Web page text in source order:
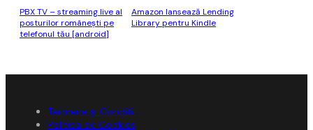
PBX TV – streaming live al
posturilor românești pe
telefonul tău [android]
Amazon lansează Lending
Library pentru Kindle
Termene și Condiții
Politica de Cookies